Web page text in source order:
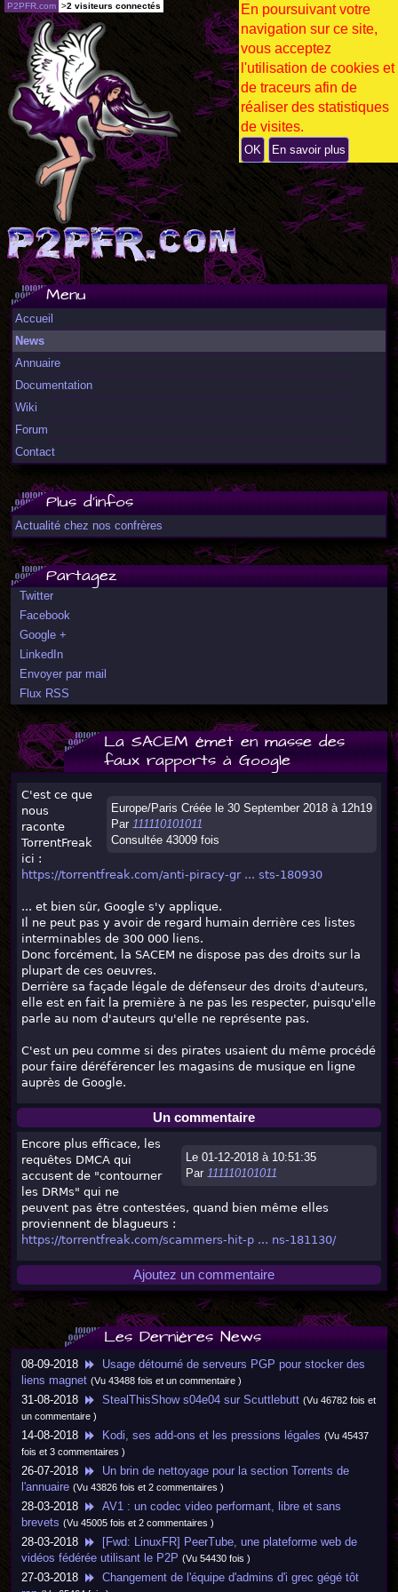
Menu
Accueil
News
Annuaire
Documentation
Wiki
Forum
Contact
Plus d'infos
Actualité chez nos confrères
Partagez
Twitter
Facebook
Google +
LinkedIn
Envoyer par mail
Flux RSS
La SACEM émet en masse des
faux rapports à Google
Europe/Paris Créée le 30 September 2018 à 12h19
Par 111110101011
Consultée 43009 fois
C'est ce que
nous
raconte
TorrentFreak
ici :
https://torrentfreak.com/anti-piracy-gr ... sts-180930
... et bien sûr, Google s'y applique.
Il ne peut pas y avoir de regard humain derrière ces listes
interminables de 300 000 liens.
Donc forcément, la SACEM ne dispose pas des droits sur la
plupart de ces oeuvres.
Derrière sa façade légale de défenseur des droits d'auteurs,
elle est en fait la première à ne pas les respecter, puisqu'elle
parle au nom d'auteurs qu'elle ne représente pas.
C'est un peu comme si des pirates usaient du même procédé
pour faire déréférencer les magasins de musique en ligne
auprès de Google.
Un commentaire
Le 01-12-2018 à 10:51:35
Par 111110101011
Encore plus efficace, les
requêtes DMCA qui
accusent de "contourner
les DRMs" qui ne
peuvent pas être contestées, quand bien même elles
proviennent de blagueurs :
https://torrentfreak.com/scammers-hit-p ... ns-181130/
Ajoutez un commentaire
Les Dernières News
08-09-2018
Usage détourné de serveurs PGP pour stocker des
liens magnet (Vu 43488 fois et un commentaire )
31-08-2018 StealThisShow s04e04 sur Scuttlebutt (Vu 46782 fois et
un commentaire )
14-08-2018 Kodi, ses add-ons et les pressions légales (Vu 45437
fois et 3 commentaires )
26-07-2018
Un brin de nettoyage pour la section Torrents de
l'annuaire (Vu 43826 fois et 2 commentaires )
28-03-2018
AV1 : un codec video performant, libre et sans
brevets (Vu 45005 fois et 2 commentaires )
28-03-2018
[Fwd: LinuxFR] PeerTube, une plateforme web de
vidéos fédérée utilisant le P2P (Vu 54430 fois )
27-03-2018
Changement de l'équipe d'admins d'i grec gégé tôt
P2PFR.com >2 visiteurs connectés
En poursuivant votre
navigation sur ce site,
vous acceptez
l'utilisation de cookies et
de traceurs afin de
réaliser des statistiques
de visites.
OK En savoir plus